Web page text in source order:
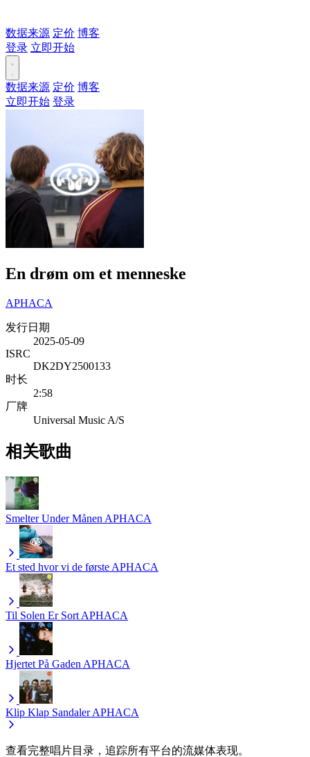
数据来源 定价 博客
登录 立即开始
数据来源 定价 博客
立即开始 登录
En drøm om et menneske
APHACA
发行日期
2025-05-09
ISRC
DK2DY2500133
时长
2:58
厂牌
Universal Music A/S
相关歌曲
Smelter Under Månen APHACA
Et sted hvor vi de første APHACA
Til Solen Er Sort APHACA
Hjertet På Gaden APHACA
Klip Klap Sandaler APHACA
查看完整唱片目录，追踪所有平台的流媒体表现。